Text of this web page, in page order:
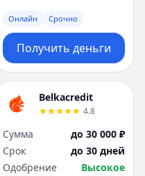
Онлайн Срочно
Получить деньги
Belkacredit
4.8
Сумма
до 30 000 ₽
Срок
до 30 дней
Одобрение
Высокое